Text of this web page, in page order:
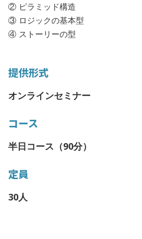
② ピラミッド構造
③ ロジックの基本型
④ ストーリーの型
提供形式
オンラインセミナー
コース
半日コース（90分）
定員
30人